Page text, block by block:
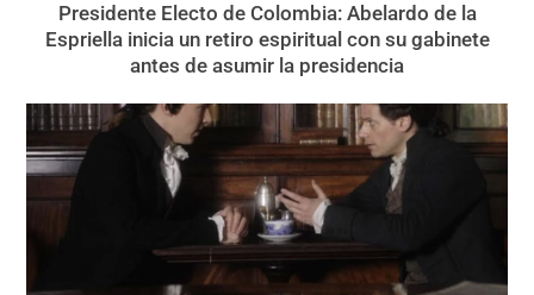
Presidente Electo de Colombia: Abelardo de la
Espriella inicia un retiro espiritual con su gabinete
antes de asumir la presidencia